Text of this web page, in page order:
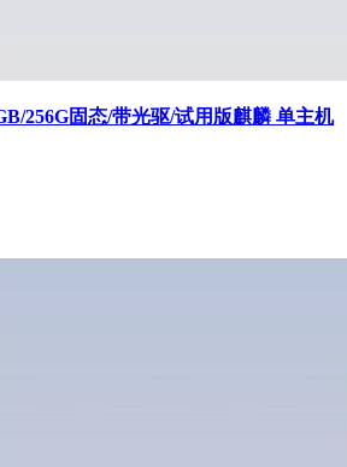
256G固态/带光驱/试用版麒麟 单主机